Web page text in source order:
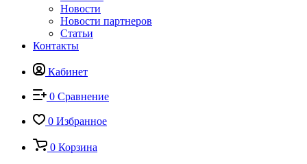
Новости
Новости партнеров
Статьи
Контакты
Кабинет
0 Сравнение
0 Избранное
0 Корзина